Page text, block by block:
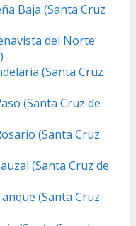
Baja (Santa Cruz
del Norte
(Santa Cruz
(Santa Cruz de
(Santa Cruz
(Santa Cruz de
(Santa Cruz